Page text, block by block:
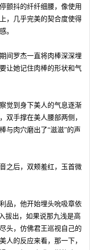
颤抖的纤纤细腰，像使用
，几乎完美的契合度使得
。
罗杰一直将肉棒深深埋
让她记住肉棒的形状和气
到身下美人的气息逐渐
双手撑在美人腰部两侧，
与肉穴磨出了“滋滋”的声
后，双颊羞红，玉首微
，他开始埋头吮吸章依
拔出，如果说那九浅是高
头，仿佛君王巡视自己的
人的反应来看，那一下，